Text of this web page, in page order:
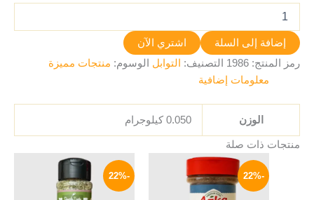
إضافة إلى السلة
اشتري الآن
رمز المنتج: 1986 التصنيف: التوابل الوسوم: منتجات مميزة
معلومات إضافية
الوزن 0.050 كيلوجرام
منتجات ذات صلة
-22%
السعر
هو:
120 EGP.
السعر
هو:
94 EGP.
-22%
السعر
الأصلي
هو:
100 EGP.
السعر
هو:
78 EGP.